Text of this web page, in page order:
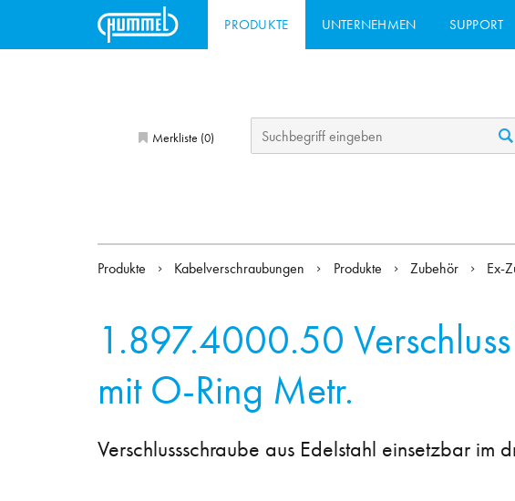
PRODUKTE UNTERNEHMEN SUPPORT
Merkliste (0)
Produkte Kabelverschraubungen Produkte Zubehör Ex-
1.897.4000.50
mit O-Ring Metr.
Verschlussschraube aus Edelstahl einsetzbar im